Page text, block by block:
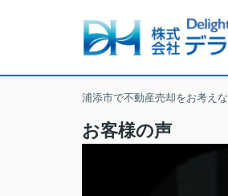
浦添市で不動産売却をお考え
お客様の声